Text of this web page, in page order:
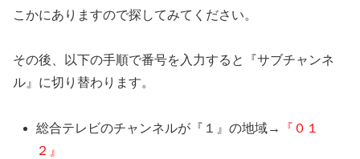
こかにありますので探してみてください。
その後、以下の手順で番号を入力すると『サブチャンネ
ル』に切り替わります。
総合テレビのチャンネルが『１』の地域→
『０１
２』